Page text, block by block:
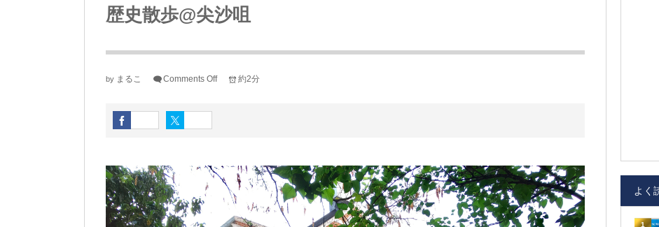
歴史散歩@尖沙咀
by まるこ Comments Off 約2分
よく
1